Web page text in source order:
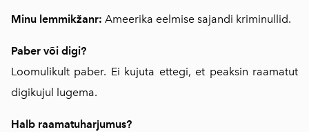
Minu lemmikžanr: Ameerika eelmise sajandi kriminullid.
Paber või digi?
Loomulikult paber. Ei kujuta ettegi, et peaksin raamatut
digikujul lugema.
Halb raamatuharjumus?